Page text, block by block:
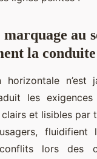
au
la conduite
horizontale n’est
les
et lisibles par
fluidifient
lors des